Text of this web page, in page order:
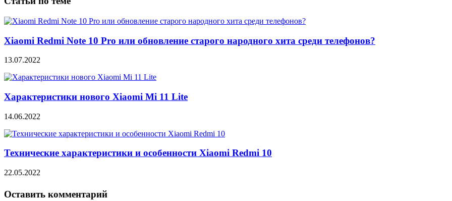
Xiaomi Redmi Note 10 Pro или обновление старого народного хита среди телефонов?
13.07.2022
Характеристики нового Xiaomi Mi 11 Lite
14.06.2022
Технические характеристики и особенности Xiaomi Redmi 10
22.05.2022
Оставить комментарий